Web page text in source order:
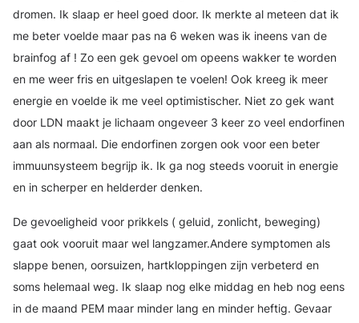
dromen. Ik slaap er heel goed door. Ik merkte al meteen dat ik
me beter voelde maar pas na 6 weken was ik ineens van de
brainfog af ! Zo een gek gevoel om opeens wakker te worden
en me weer fris en uitgeslapen te voelen! Ook kreeg ik meer
energie en voelde ik me veel optimistischer. Niet zo gek want
door LDN maakt je lichaam ongeveer 3 keer zo veel endorfinen
aan als normaal. Die endorfinen zorgen ook voor een beter
immuunsysteem begrijp ik. Ik ga nog steeds vooruit in energie
en in scherper en helderder denken.
De gevoeligheid voor prikkels ( geluid, zonlicht, beweging)
gaat ook vooruit maar wel langzamer.Andere symptomen als
slappe benen, oorsuizen, hartkloppingen zijn verbeterd en
soms helemaal weg. Ik slaap nog elke middag en heb nog eens
in de maand PEM maar minder lang en minder heftig. Gevaar